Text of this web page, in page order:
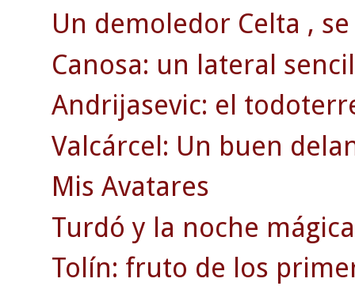
Un demoledor Celta ,
Canosa: un lateral
Andrijasevic: el
Valcárcel: Un buen
Mis Avatares
Turdó y la noche
Tolín: fruto de los